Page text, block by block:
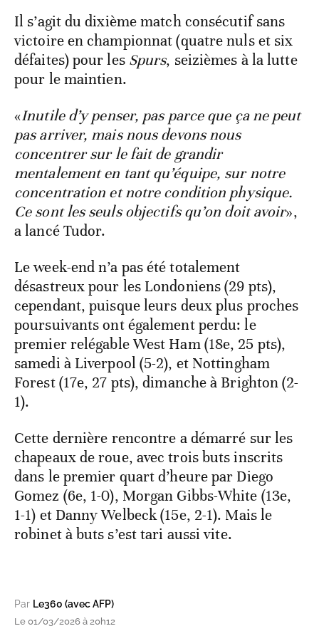
Il s’agit du dixième match consécutif sans
victoire en championnat (quatre nuls et six
défaites) pour les Spurs, seizièmes à la lutte
pour le maintien.
«Inutile d’y penser, pas parce que ça ne peut
pas arriver, mais nous devons nous
concentrer sur le fait de grandir
mentalement en tant qu’équipe, sur notre
concentration et notre condition physique.
Ce sont les seuls objectifs qu’on doit avoir»,
a lancé Tudor.
Le week-end n’a pas été totalement
désastreux pour les Londoniens (29 pts),
cependant, puisque leurs deux plus proches
poursuivants ont également perdu: le
premier relégable West Ham (18e, 25 pts),
samedi à Liverpool (5-2), et Nottingham
Forest (17e, 27 pts), dimanche à Brighton (2-
1).
Cette dernière rencontre a démarré sur les
chapeaux de roue, avec trois buts inscrits
dans le premier quart d’heure par Diego
Gomez (6e, 1-0), Morgan Gibbs-White (13e,
1-1) et Danny Welbeck (15e, 2-1). Mais le
robinet à buts s’est tari aussi vite.
Par Le360 (avec AFP)
Le 01/03/2026 à 20h12